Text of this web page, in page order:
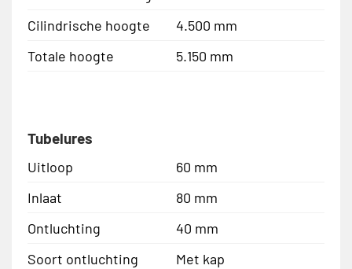
Cilindrische hoogte
4.500 mm
Totale hoogte
5.150 mm
Tubelures
Uitloop
60 mm
Inlaat
80 mm
Ontluchting
40 mm
Soort ontluchting
Met kap